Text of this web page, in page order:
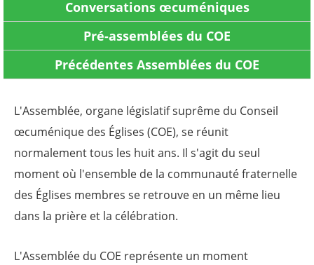
Conversations œcuméniques
Pré-assemblées du COE
Précédentes Assemblées du COE
L'Assemblée, organe législatif suprême du Conseil
œcuménique des Églises (COE), se réunit
normalement tous les huit ans. Il s'agit du seul
moment où l'ensemble de la communauté fraternelle
des Églises membres se retrouve en un même lieu
dans la prière et la célébration.
L'Assemblée du COE représente un moment